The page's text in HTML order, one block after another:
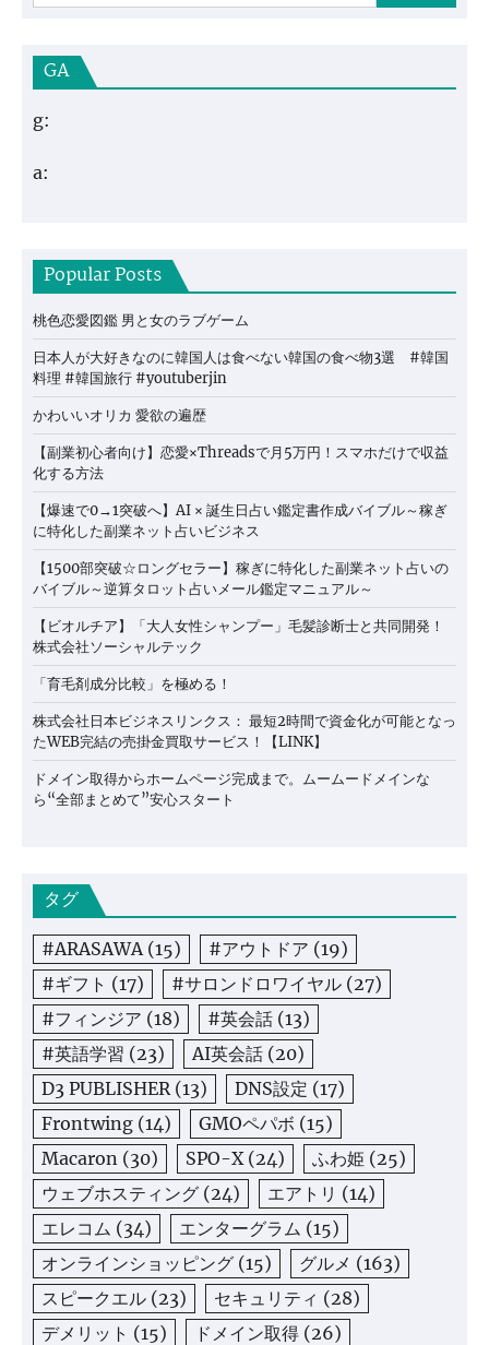
GA
g:
a:
Popular Posts
桃色恋愛図鑑 男と女のラブゲーム
日本人が大好きなのに韓国人は食べない韓国の食べ物3選 #韓国
料理 #韓国旅行 #youtuberjin
かわいいオリカ 愛欲の遍歴
【副業初心者向け】恋愛×Threadsで月5万円！スマホだけで収益
化する方法
【爆速で0→1突破へ】AI × 誕生日占い鑑定書作成バイブル～稼ぎ
に特化した副業ネット占いビジネス
【1500部突破☆ロングセラー】稼ぎに特化した副業ネット占いの
バイブル～逆算タロット占いメール鑑定マニュアル～
【ビオルチア】「大人女性シャンプー」毛髪診断士と共同開発！
株式会社ソーシャルテック
「育毛剤成分比較」を極める！
株式会社日本ビジネスリンクス： 最短2時間で資金化が可能となっ
たWEB完結の売掛金買取サービス！【LINK】
ドメイン取得からホームページ完成まで。ムームードメインな
ら“全部まとめて”安心スタート
タグ
#ARASAWA (15) #アウトドア (19)
#ギフト (17) #サロンドロワイヤル (27)
#フィンジア (18) #英会話 (13)
#英語学習 (23) AI英会話 (20)
D3 PUBLISHER (13) DNS設定 (17)
Frontwing (14) GMOペパボ (15)
Macaron (30) SPO-X (24) ふわ姫 (25)
ウェブホスティング (24) エアトリ (14)
エレコム (34) エンターグラム (15)
オンラインショッピング (15) グルメ (163)
スピークエル (23) セキュリティ (28)
デメリット (15) ドメイン取得 (26)